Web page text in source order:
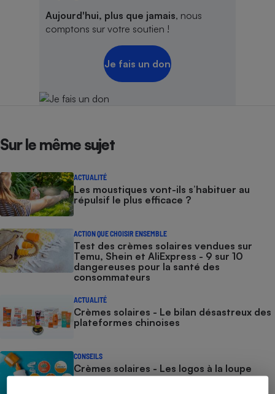
Aujourd'hui, plus que jamais, nous
comptons sur votre soutien !
Je fais un don
Sur le même sujet
ACTUALITÉ
Les moustiques vont-ils s’habituer au
répulsif le plus efficace ?
ACTION QUE CHOISIR ENSEMBLE
Test des crèmes solaires vendues sur
Temu, Shein et AliExpress - 9 sur 10
dangereuses pour la santé des
consommateurs
ACTUALITÉ
Crèmes solaires - Le bilan désastreux des
plateformes chinoises
CONSEILS
Crèmes solaires - Les logos à la loupe